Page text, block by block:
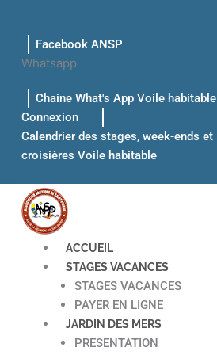
contenuFacebook ANSP
Whatsapp
Chaine What's App Voile habitable
Connexion
Calendrier des stages, week-ends et
croisières Voile habitable
ACCUEIL
STAGES VACANCES
STAGES VACANCES
PAYER EN LIGNE
JARDIN DES MERS
PRESENTATION